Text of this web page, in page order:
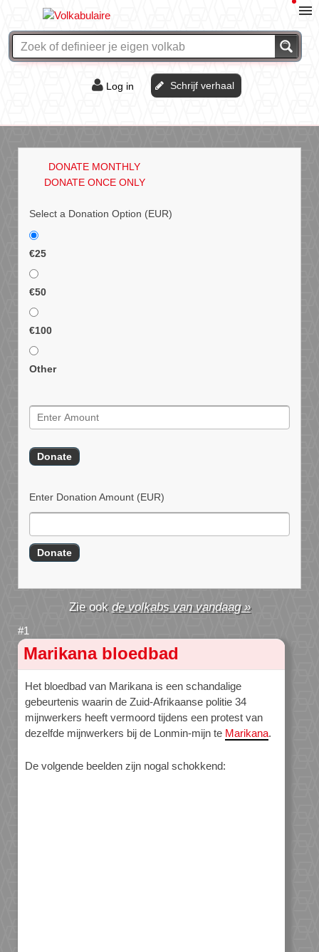
Log in Schrijf verhaal
DONATE MONTHLY
DONATE ONCE ONLY
Select a Donation Option (EUR)
€25
€50
€100
Other
Enter Donation Amount (EUR)
de volkabs van vandaag »
Marikana bloedbad
Het bloedbad van Marikana is een schandalige
gebeurtenis waarin de Zuid-Afrikaanse politie 34
mijnwerkers heeft vermoord tijdens een protest van
dezelfde mijnwerkers bij de Lonmin-mijn te Marikana.
De volgende beelden zijn nogal schokkend: